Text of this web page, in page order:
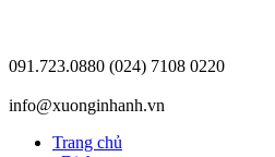
091.723.0880 (024) 7108 0220
info@xuonginhanh.vn
Trang chủ